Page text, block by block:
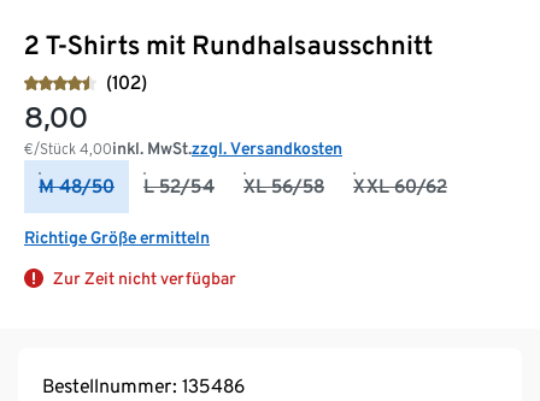
2 T-Shirts mit Rundhalsausschnitt
(102)
8,00
€/Stück 4,00inkl. MwSt.zzgl. Versandkosten
M 48/50 L 52/54 XL 56/58 XXL 60/62
Richtige Größe ermitteln
Zur Zeit nicht verfügbar
Bestellnummer: 135486